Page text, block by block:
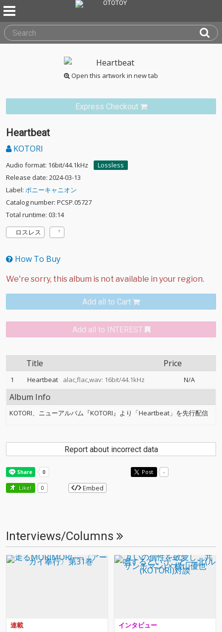
Open this artwork in new tab
Express Checkout
Heartbeat
KOTORI
Audio format: 16bit/44.1kHz
Lossless
Release date: 2024-03-13
Label: ポニーキャニオン
Catalog number: PCSP.05727
Total runtime: 03:14
ロスレス
How To Buy
Add all to Cart
Add all to INTEREST
Title Price
1 Heartbeat alac,flac,wav: 16bit/44.1kHz N/A
Album Info
KOTORI、ニューアルバム『KOTORI』より「Heartbeat」を先行配信
Report about incorrect data
Post -
Like! 0 Embed
Interviews/Columns
連載
インタビュー